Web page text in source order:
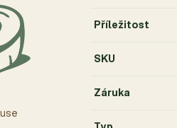
Příležitost
SKU
Záruka